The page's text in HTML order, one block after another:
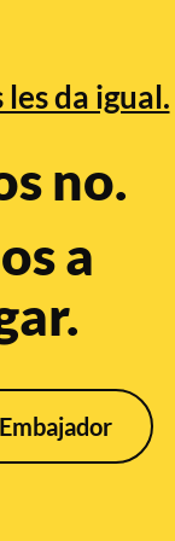
da igual.
no.
a
Especial
es